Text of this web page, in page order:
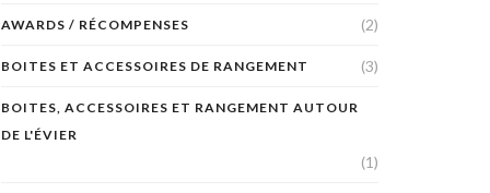
AWARDS / RÉCOMPENSES (2)
BOITES ET ACCESSOIRES DE RANGEMENT (3)
BOITES, ACCESSOIRES ET RANGEMENT AUTOUR
DE L'ÉVIER
(1)